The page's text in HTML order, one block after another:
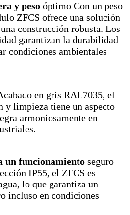
y peso óptimo Con un peso
ZFCS ofrece una solución
construcción robusta. Los
garantizan la durabilidad
condiciones ambientales
en gris RAL7035, el
y limpieza tiene un aspecto
armoniosamente en
un funcionamiento seguro
IP55, el ZFCS es
lo que garantiza un
incluso en condiciones